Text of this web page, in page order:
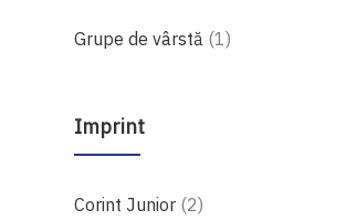
Grupe de vârstă 1produs
Imprint
Corint Junior 2produse